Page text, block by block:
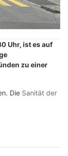
Uhr, ist es auf
zu einer
Die Sanität der